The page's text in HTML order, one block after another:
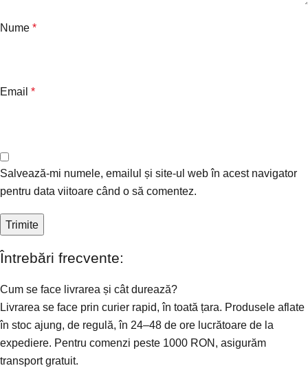
Nume *
Email *
Salvează-mi numele, emailul și site-ul web în acest navigator
pentru data viitoare când o să comentez.
Întrebări frecvente:
Cum se face livrarea și cât durează?
Livrarea se face prin curier rapid, în toată țara. Produsele aflate
în stoc ajung, de regulă, în 24–48 de ore lucrătoare de la
expediere. Pentru comenzi peste 1000 RON, asigurăm
transport gratuit.